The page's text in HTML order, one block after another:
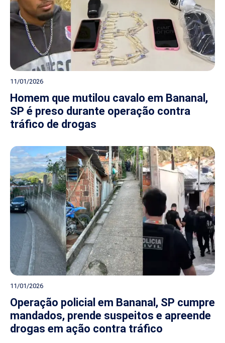
11/01/2026
Homem que mutilou cavalo em Bananal,
SP é preso durante operação contra
tráfico de drogas
11/01/2026
Operação policial em Bananal, SP cumpre
mandados, prende suspeitos e apreende
drogas em ação contra tráfico